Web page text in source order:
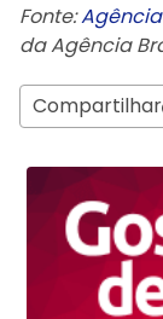
Fonte:
da Agência
Compartilhar